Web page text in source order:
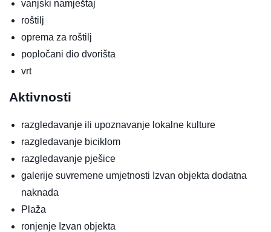
vanjski namještaj
roštilj
oprema za roštilj
popločani dio dvorišta
vrt
Aktivnosti
razgledavanje ili upoznavanje lokalne kulture
razgledavanje biciklom
razgledavanje pješice
galerije suvremene umjetnosti Izvan objekta dodatna
naknada
Plaža
ronjenje Izvan objekta